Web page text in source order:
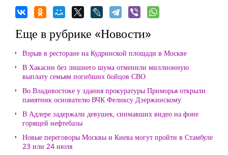
Еще в рубрике «Новости»
Взрыв в ресторане на Кудринской площади в Москве
В Хакасии без лишнего шума отменили миллионную
выплату семьям погибших бойцов СВО
Во Владивостоке у здания прокуратуры Приморья открыли
памятник основателю ВЧК Феликсу Дзержинскому
В Адлере задержали девушек, снимавших видео на фоне
горящей нефтебазы
Новые переговоры Москвы и Киева могут пройти в Стамбуле
23 или 24 июля